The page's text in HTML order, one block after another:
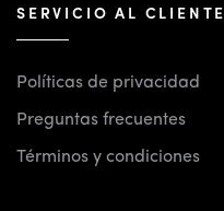
SERVICIO AL CLIENTE
Políticas de privacidad
Preguntas frecuentes
Términos y condiciones